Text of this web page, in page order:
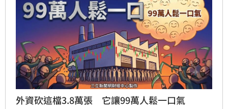
外資砍這檔3.8萬張 它讓99萬人鬆一口氣